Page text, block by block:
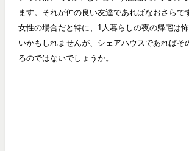
ます。それが仲の良い友達であればなおさらで
女性の場合だと特に、1人暮らしの夜の帰宅は
いかもしれませんが、シェアハウスであればそ
るのではないでしょうか。